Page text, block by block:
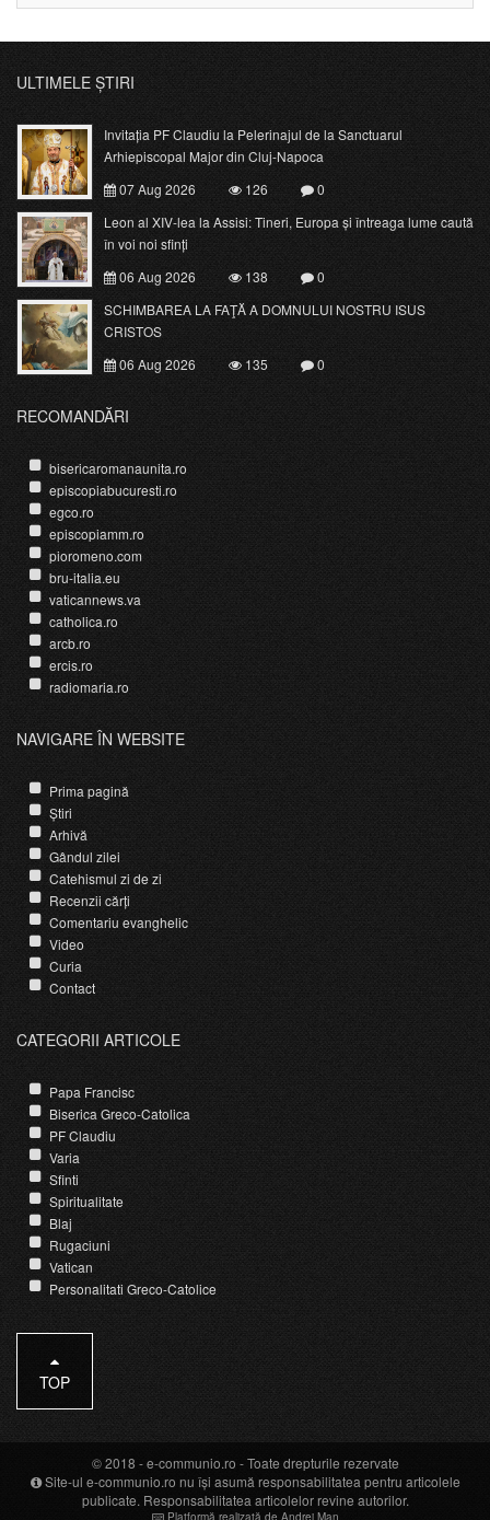
ULTIMELE ȘTIRI
Invitația PF Claudiu la Pelerinajul de la Sanctuarul
Arhiepiscopal Major din Cluj-Napoca
07 Aug 2026
126
0
Leon al XIV-lea la Assisi: Tineri, Europa și întreaga lume caută
în voi noi sfinți
06 Aug 2026
138
0
SCHIMBAREA LA FAŢĂ A DOMNULUI NOSTRU ISUS
CRISTOS
06 Aug 2026
135 0
RECOMANDĂRI
bisericaromanaunita.ro
episcopiabucuresti.ro
egco.ro
episcopiamm.ro
pioromeno.com
bru-italia.eu
vaticannews.va
catholica.ro
arcb.ro
ercis.ro
radiomaria.ro
NAVIGARE ÎN WEBSITE
Prima pagină
Știri
Arhivă
Gândul zilei
Catehismul zi de zi
Recenzii cărți
Comentariu evanghelic
Video
Curia
Contact
CATEGORII ARTICOLE
Papa Francisc
Biserica Greco-Catolica
PF Claudiu
Varia
Sfinti
Spiritualitate
Blaj
Rugaciuni
Vatican
Personalitati Greco-Catolice
TOP
© 2018 -e-communio.ro - Toate drepturile rezervate
Site-ul e-communio.ro nu își asumă responsabilitatea pentru articolele
publicate. Responsabilitatea articolelor revine autorilor.
Platformă realizată de Andrei Man